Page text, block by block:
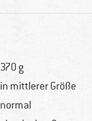
370 g
in mittlerer Größe
normal